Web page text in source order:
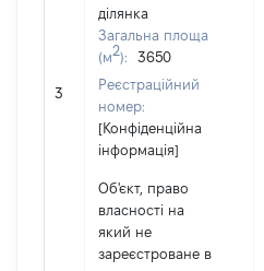
3
ділянка
Загальна площа
(м2):
3650
Реєстраційний
номер:
[Конфіденційна
інформація]
Об'єкт, право
власності на
який не
зареєстроване в